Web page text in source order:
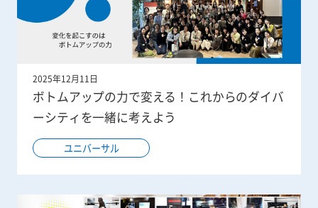
2025年12月11日
ボトムアップの力で変える！これからのダイバ
ーシティを一緒に考えよう
ユニバーサル